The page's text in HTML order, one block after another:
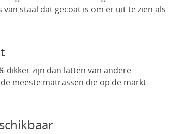
staal dat gecoat is om er uit te zien als
dikker zijn dan latten van andere
meeste matrassen die op de markt